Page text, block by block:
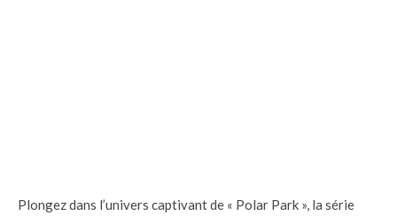
Plongez dans l’univers captivant de « Polar Park », la série